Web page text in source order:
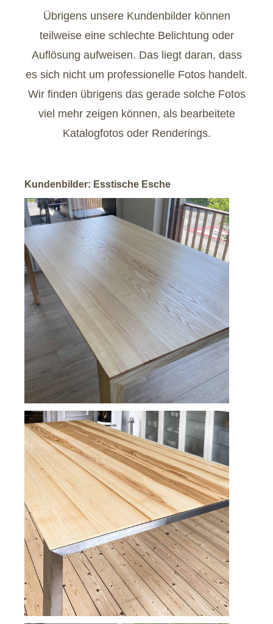
Übrigens unsere Kundenbilder können
teilweise eine schlechte Belichtung oder
Auflösung aufweisen. Das liegt daran, dass
es sich nicht um professionelle Fotos handelt.
Wir finden übrigens das gerade solche Fotos
viel mehr zeigen können, als bearbeitete
Katalogfotos oder Renderings.
Kundenbilder: Esstische Esche